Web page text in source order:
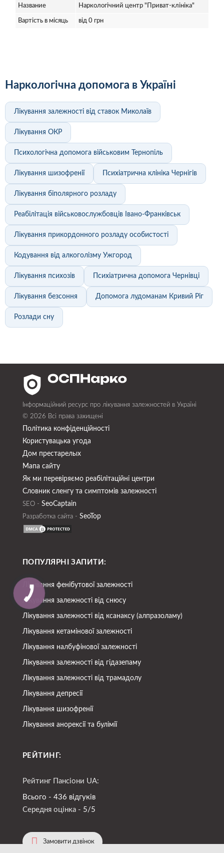
Название Наркологічний центр "Приват-клініка"
Вартість в місяць від 0 грн
Наркологічна допомога в Україні
Лікування залежності від ставок Миколаїв
Лікування ОКР
Психологічна допомога військовим Тернопіль
Лікування шизофренії Психіатрична клініка Чернігів
Лікування біполярного розладу
Реабілітація військовослужбовців Івано-Франківськ
Лікування прикордонного розладу особистості
Кодування від алкоголізму Ужгород
Лікування психозів Психіатрична допомога Чернівці
Лікування безсоння Допомога лудоманам Кривий Ріг
Розлади сну
Інформаційний ресурс про лікування залежностей в Україні
© 2026 Всі права захищені
Політика конфіденційності
Користувацька угода
Дом престарелых
Мапа сайту
Як ми перевіряємо реабілітаційні центри
Словник сленгу та симптомів залежності
SEO - SeoСaptain
Разработка сайта - SeoTop
ПОПУЛЯРНІ ЗАПИТИ:
Лікування фенібутової залежності
Лікування залежності від снюсу
Лікування залежності від ксанаксу (алпразоламу)
Лікування кетамінової залежності
Лікування налбуфінової залежності
Лікування залежності від гідазепаму
Лікування залежності від трамадолу
Лікування депресії
Лікування шизофренії
Лікування анорексії та булімії
РЕЙТИНГ:
Рейтинг Пансіони UA:
Всього - 436 відгуків
Середня оцінка - 5/5
Замовити дзвінок